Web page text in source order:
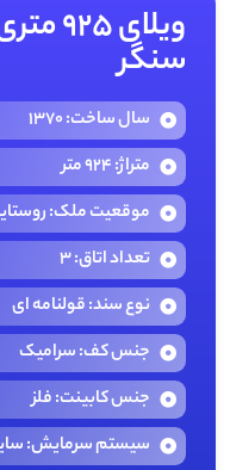
سنگر
سال ساخت: 1370
متراژ: 924 متر
موقعیت ملک:
تعداد اتاق: 3
نوع سند: قولنامه ای
جنس کف: سرامیک
جنس کابینت: فلز
سیستم سرمایش: